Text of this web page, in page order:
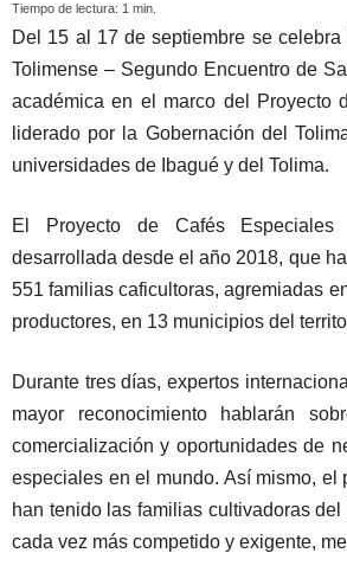
Tiempo de lectura: 1 min.
Del 15 al 17 de septiembre se
Tolimense – Segundo Encuentro de
académica en el marco del Proyecto
liderado por la Gobernación del
universidades de Ibagué y del Tolima.
El Proyecto de Cafés Especiales
desarrollada desde el año 2018, que
551 familias caficultoras, agremiadas
productores, en 13 municipios del
Durante tres días, expertos
mayor reconocimiento hablarán
comercialización y oportunidades de
especiales en el mundo. Así mismo, el
han tenido las familias cultivadoras
cada vez más competido y exigente,